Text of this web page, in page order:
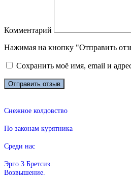
Комментарий
Нажимая на кнопку "Отправить
Сохранить моё имя, email и
Снежное колдовство
По законам курятника
Среди нас
Эрго 3 Бретсиз.
Возвышение.